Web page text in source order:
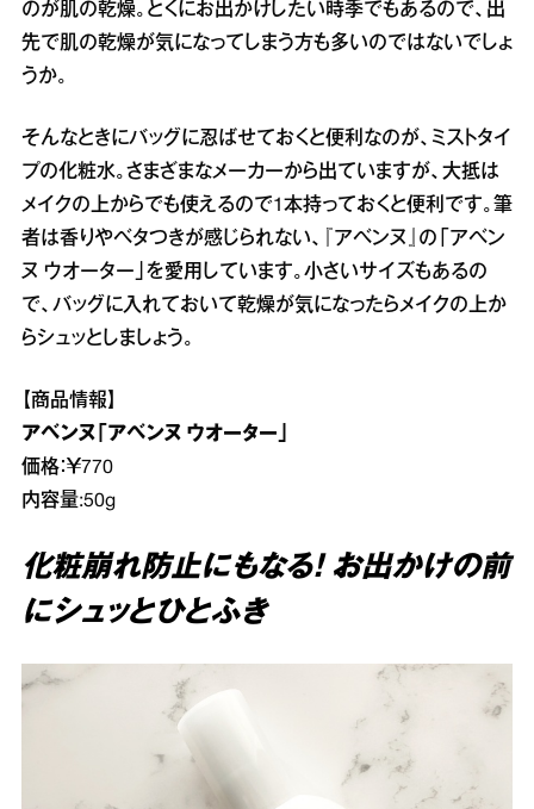
のが肌の乾燥。とくにお出かけしたい時季でもあるので、出
先で肌の乾燥が気になってしまう方も多いのではないでしょ
うか。
そんなときにバッグに忍ばせておくと便利なのが、ミストタイ
プの化粧水。さまざまなメーカーから出ていますが、大抵は
メイクの上からでも使えるので1本持っておくと便利です。筆
者は香りやベタつきが感じられない、『アベンヌ』の「アベン
ヌ ウオーター」を愛用しています。小さいサイズもあるの
で、バッグに入れておいて乾燥が気になったらメイクの上か
らシュッとしましょう。
【商品情報】
アベンヌ「アベンヌ ウオーター」
価格：￥770
内容量:50g
化粧崩れ防止にもなる！ お出かけの前
にシュッとひとふき